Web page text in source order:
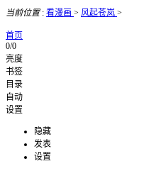
当前位置: 看漫画 > 风起苍岚 >
首页
0/0
亮度
书签
目录
自动
设置
隐藏
发表
设置